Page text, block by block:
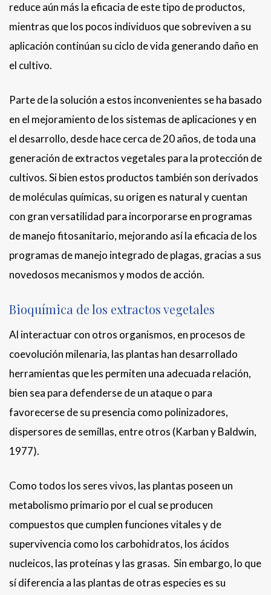
reduce aún más la eficacia de este tipo de productos,
mientras que los pocos individuos que sobreviven a su
aplicación continúan su ciclo de vida generando daño en
el cultivo.
Parte de la solución a estos inconvenientes se ha basado
en el mejoramiento de los sistemas de aplicaciones y en
el desarrollo, desde hace cerca de 20 años, de toda una
generación de extractos vegetales para la protección de
cultivos. Si bien estos productos también son derivados
de moléculas químicas, su origen es natural y cuentan
con gran versatilidad para incorporarse en programas
de manejo fitosanitario, mejorando así la eficacia de los
programas de manejo integrado de plagas, gracias a sus
novedosos mecanismos y modos de acción.
Bioquímica de los extractos vegetales
Al interactuar con otros organismos, en procesos de
coevolución milenaria, las plantas han desarrollado
herramientas que les permiten una adecuada relación,
bien sea para defenderse de un ataque o para
favorecerse de su presencia como polinizadores,
dispersores de semillas, entre otros (Karban y Baldwin,
1977).
Como todos los seres vivos, las plantas poseen un
metabolismo primario por el cual se producen
compuestos que cumplen funciones vitales y de
supervivencia como los carbohidratos, los ácidos
nucleicos, las proteínas y las grasas. Sin embargo, lo que
sí diferencia a las plantas de otras especies es su